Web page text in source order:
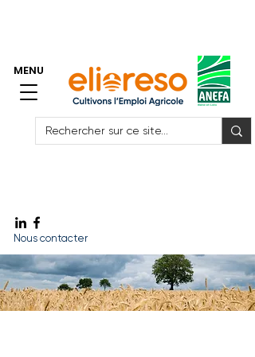
Nous contacter
MENU